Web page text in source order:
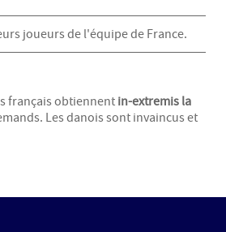
joueurs de l'équipe de France.
français obtiennent in-extremis la
Les danois sont invaincus et